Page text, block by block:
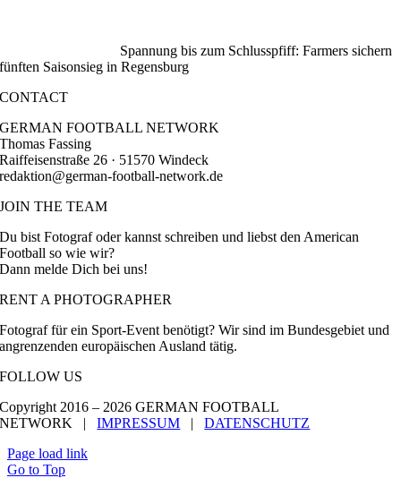
Spannung bis zum Schlusspfiff: Farmers sichern
fünften Saisonsieg in Regensburg
CONTACT
GERMAN FOOTBALL NETWORK
Thomas Fassing
Raiffeisenstraße 26 · 51570 Windeck
redaktion@german-football-network.de
JOIN THE TEAM
Du bist Fotograf oder kannst schreiben und liebst den American
Football so wie wir?
Dann melde Dich bei uns!
RENT A PHOTOGRAPHER
Fotograf für ein Sport-Event benötigt? Wir sind im Bundesgebiet und
angrenzenden europäischen Ausland tätig.
FOLLOW US
Copyright 2016 – 2026 GERMAN FOOTBALL
NETWORK |IMPRESSUM |DATENSCHUTZ
Page load link
Go to Top